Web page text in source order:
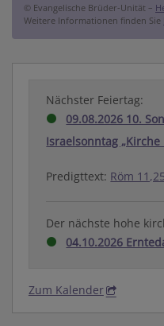
© Evangelische Brüder-Unität –
Weitere Informationen finden Sie
Nächster Feiertag:
09.08.2026 10.
Israelsonntag „Kirche
Predigttext: Röm
Der nächste hohe
04.10.2026
Zum Kalender